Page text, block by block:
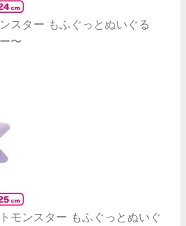
スター もふぐっとぬいぐる
〜
モンスター もふぐっとぬいぐ